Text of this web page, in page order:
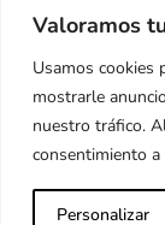
Valoramos
Usamos cookies
mostrarle
nuestro tráfico.
consentimiento
Personalizar
Carrito
Lista De Deseos
Copyright ©